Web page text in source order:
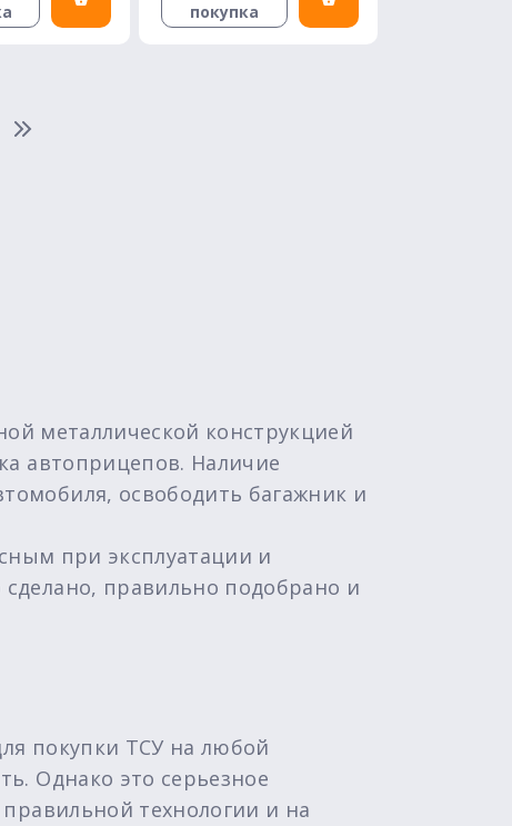
покупка
металлической конструкцией
автоприцепов. Наличие
освободить багажник и
при эксплуатации и
правильно подобрано и
покупки ТСУ на любой
Однако это серьезное
технологии и на